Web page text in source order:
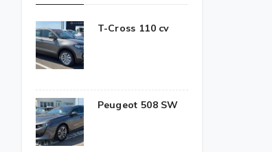
T-Cross 110 cv
Peugeot 508 SW